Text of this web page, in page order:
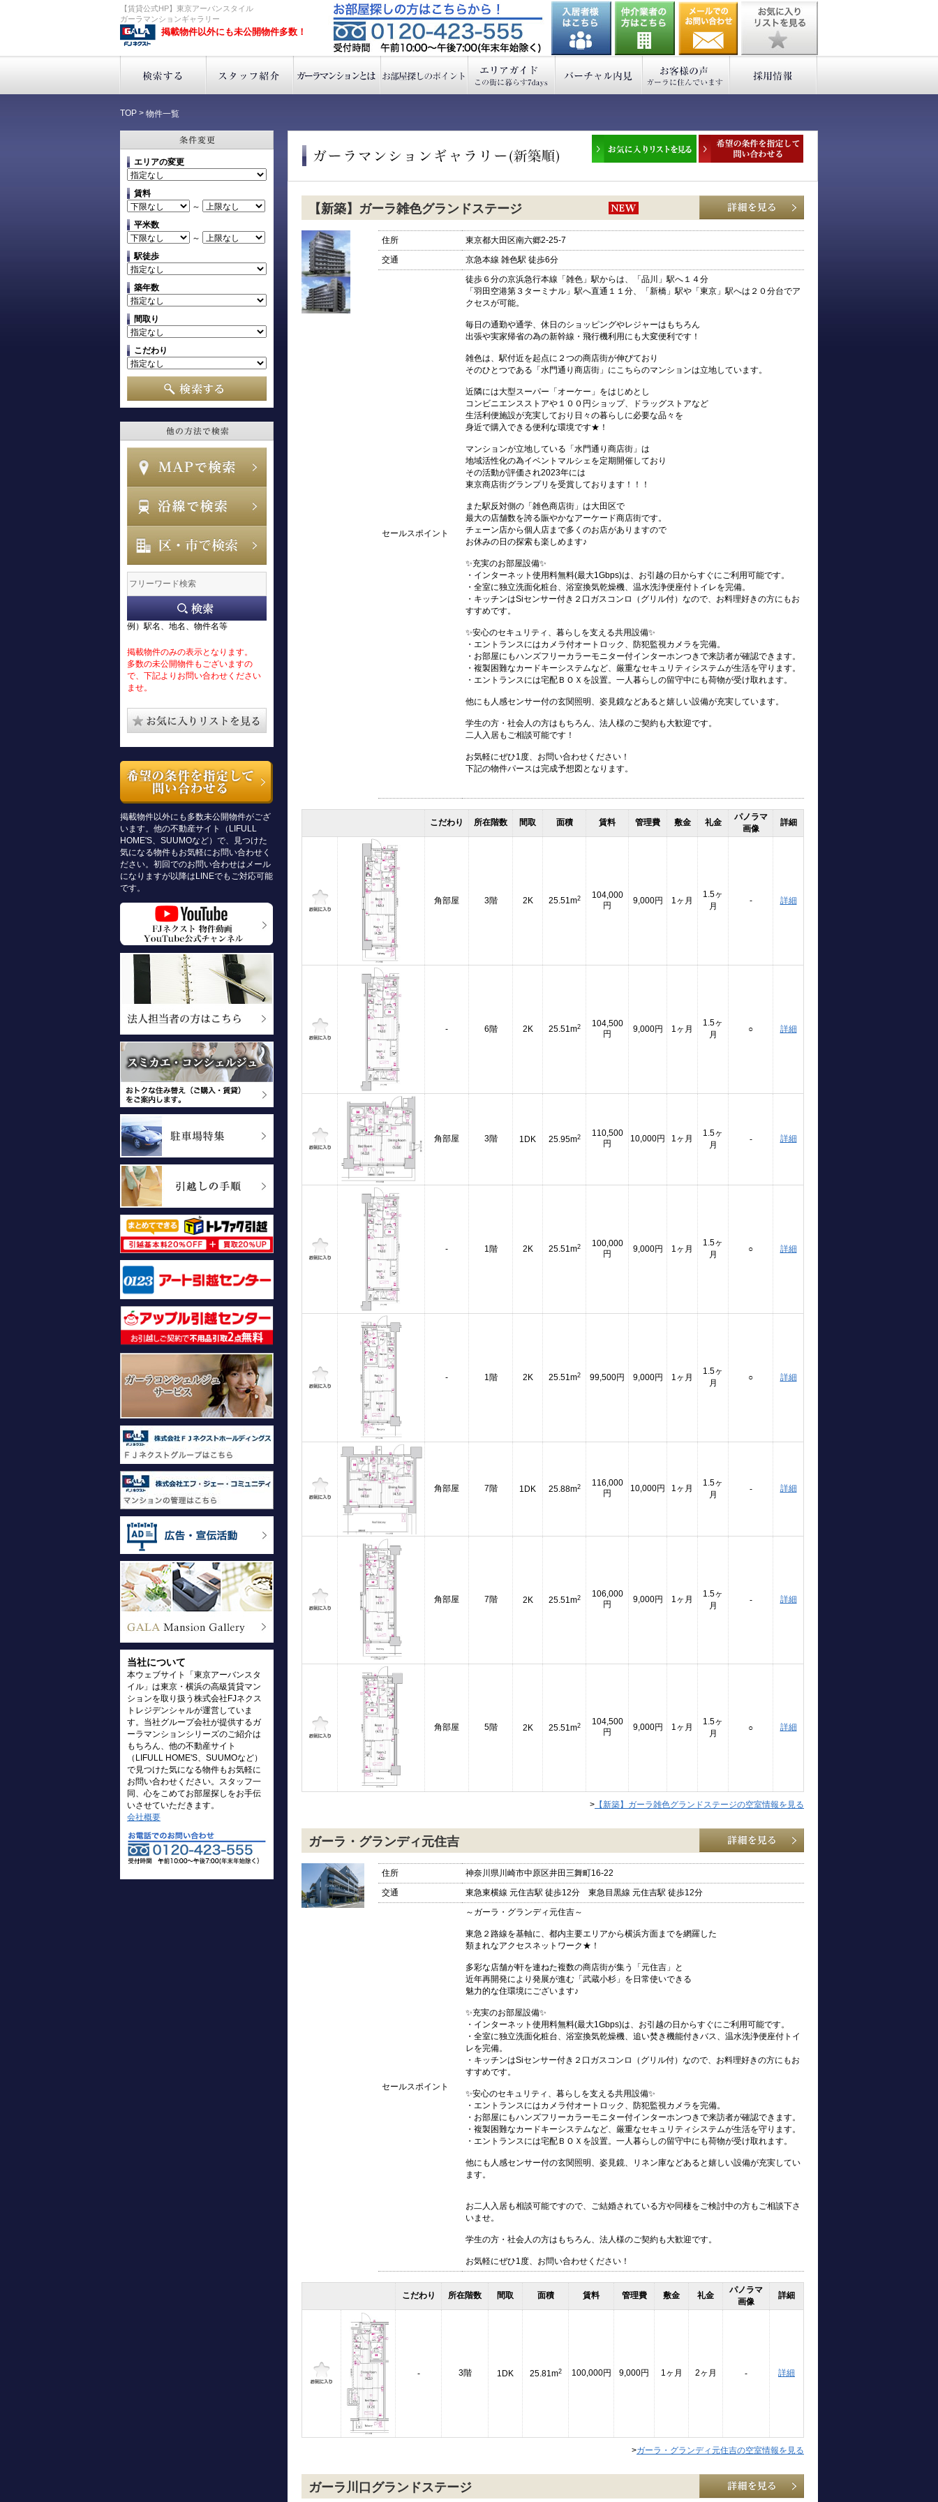
【賃貸公式HP】東京アーバンスタイル
ガーラマンションギャラリー
掲載物件以外にも未公開物件多数！
TOP > 物件一覧
エリアの変更
賃料
～
平米数
～
駅徒歩
築年数
間取り
こだわり
例）駅名、地名、物件名等
掲載物件のみの表示となります。
多数の未公開物件もございますの
で、下記よりお問い合わせください
ませ。
掲載物件以外にも多数未公開物件がござ
います。他の不動産サイト（LIFULL
HOME'S、SUUMOなど）で、見つけた
気になる物件もお気軽にお問い合わせく
ださい。初回でのお問い合わせはメール
になりますが以降はLINEでもご対応可能
です。
当社について
本ウェブサイト「東京アーバンスタ
イル」は東京・横浜の高級賃貸マン
ションを取り扱う株式会社FJネクス
トレジデンシャルが運営していま
す。当社グループ会社が提供するガ
ーラマンションシリーズのご紹介は
もちろん、他の不動産サイト
（LIFULL HOME'S、SUUMOなど）
で見つけた気になる物件もお気軽に
お問い合わせください。スタッフ一
同、心をこめてお部屋探しをお手伝
いさせていただきます。
会社概要
【新築】ガーラ雑色グランドステージ
住所
東京都大田区南六郷2-25-7
交通
京急本線 雑色駅 徒歩6分
セールスポイント
徒歩６分の京浜急行本線「雑色」駅からは、「品川」駅へ１４分
「羽田空港第３ターミナル」駅へ直通１１分、「新橋」駅や「東京」駅へは２０分台でア
クセスが可能。
毎日の通勤や通学、休日のショッピングやレジャーはもちろん
出張や実家帰省の為の新幹線・飛行機利用にも大変便利です！
雑色は、駅付近を起点に２つの商店街が伸びており
そのひとつである「水門通り商店街」にこちらのマンションは立地しています。
近隣には大型スーパー「オーケー」をはじめとし
コンビニエンスストアや１００円ショップ、ドラッグストアなど
生活利便施設が充実しており日々の暮らしに必要な品々を
身近で購入できる便利な環境です★！
マンションが立地している「水門通り商店街」は
地域活性化の為イベントマルシェを定期開催しており
その活動が評価され2023年には
東京商店街グランプリを受賞しております！！！
また駅反対側の「雑色商店街」は大田区で
最大の店舗数を誇る賑やかなアーケード商店街です。
チェーン店から個人店まで多くのお店がありますので
お休みの日の探索も楽しめます♪
✨充実のお部屋設備✨
・インターネット使用料無料(最大1Gbps)は、お引越の日からすぐにご利用可能です。
・全室に独立洗面化粧台、浴室換気乾燥機、温水洗浄便座付トイレを完備。
・キッチンはSiセンサー付き２口ガスコンロ（グリル付）なので、お料理好きの方にもお
すすめです。
✨安心のセキュリティ、暮らしを支える共用設備✨
・エントランスにはカメラ付オートロック、防犯監視カメラを完備。
・お部屋にもハンズフリーカラーモニター付インターホンつきで来訪者が確認できます。
・複製困難なカードキーシステムなど、厳重なセキュリティシステムが生活を守ります。
・エントランスには宅配ＢＯＸを設置。一人暮らしの留守中にも荷物が受け取れます。
他にも人感センサー付の玄関照明、姿見鏡などあると嬉しい設備が充実しています。
学生の方・社会人の方はもちろん、法人様のご契約も大歓迎です。
二人入居もご相談可能です！
お気軽にぜひ1度、お問い合わせください！
下記の物件パースは完成予想図となります。
こだわり 所在階数 間取 面積 賃料 管理費 敷金 礼金
パノラマ
画像
詳細
角部屋 3階 2K 25.51m2
104,000
円
9,000円 1ヶ月
1.5ヶ
月
- 詳細
- 6階 2K 25.51m2
104,500
円
9,000円 1ヶ月
1.5ヶ
月
○ 詳細
角部屋 3階 1DK 25.95m2
110,500
円
10,000円 1ヶ月
1.5ヶ
月
- 詳細
- 1階 2K 25.51m2
100,000
円
9,000円 1ヶ月
1.5ヶ
月
○ 詳細
- 1階 2K 25.51m2 99,500円 9,000円 1ヶ月
1.5ヶ
月
○ 詳細
角部屋 7階 1DK 25.88m2
116,000
円
10,000円 1ヶ月
1.5ヶ
月
- 詳細
角部屋 7階 2K 25.51m2
106,000
円
9,000円 1ヶ月
1.5ヶ
月
- 詳細
角部屋 5階 2K 25.51m2
104,500
円
9,000円 1ヶ月
1.5ヶ
月
○ 詳細
> 【新築】ガーラ雑色グランドステージの空室情報を見る
ガーラ・グランディ元住吉
住所
神奈川県川崎市中原区井田三舞町16-22
交通
東急東横線 元住吉駅 徒歩12分 東急目黒線 元住吉駅 徒歩12分
セールスポイント
～ガーラ・グランディ元住吉～
東急２路線を基軸に、都内主要エリアから横浜方面までを網羅した
類まれなアクセスネットワーク★！
多彩な店舗が軒を連ねた複数の商店街が集う「元住吉」と
近年再開発により発展が進む「武蔵小杉」を日常使いできる
魅力的な住環境にございます♪
✨充実のお部屋設備✨
・インターネット使用料無料(最大1Gbps)は、お引越の日からすぐにご利用可能です。
・全室に独立洗面化粧台、浴室換気乾燥機、追い焚き機能付きバス、温水洗浄便座付トイ
レを完備。
・キッチンはSiセンサー付き２口ガスコンロ（グリル付）なので、お料理好きの方にもお
すすめです。
✨安心のセキュリティ、暮らしを支える共用設備✨
・エントランスにはカメラ付オートロック、防犯監視カメラを完備。
・お部屋にもハンズフリーカラーモニター付インターホンつきで来訪者が確認できます。
・複製困難なカードキーシステムなど、厳重なセキュリティシステムが生活を守ります。
・エントランスには宅配ＢＯＸを設置。一人暮らしの留守中にも荷物が受け取れます。
他にも人感センサー付の玄関照明、姿見鏡、リネン庫などあると嬉しい設備が充実してい
ます。
お二人入居も相談可能ですので、ご結婚されている方や同棲をご検討中の方もご相談下さ
いませ。
学生の方・社会人の方はもちろん、法人様のご契約も大歓迎です。
お気軽にぜひ1度、お問い合わせください！
こだわり 所在階数 間取 面積 賃料 管理費 敷金 礼金
パノラマ
画像
詳細
- 3階 1DK 25.81m2 100,000円 9,000円 1ヶ月 2ヶ月 - 詳細
>ガーラ・グランディ元住吉の空室情報を見る
ガーラ川口グランドステージ